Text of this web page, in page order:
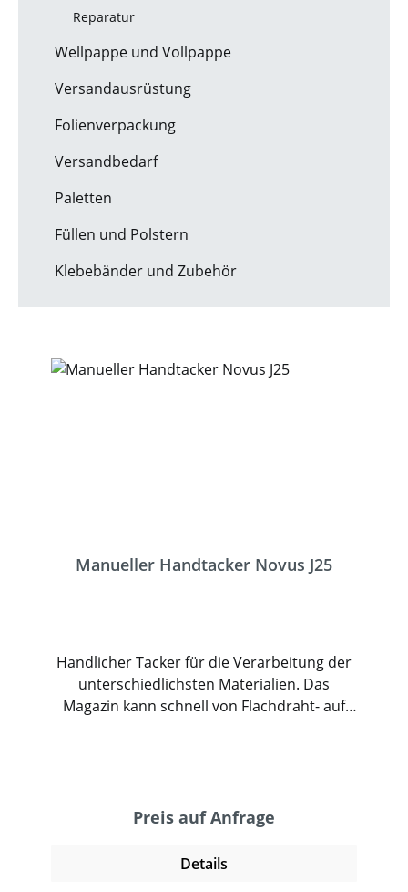
Reparatur
Wellpappe und Vollpappe
Versandausrüstung
Folienverpackung
Versandbedarf
Paletten
Füllen und Polstern
Klebebänder und Zubehör
Manueller Handtacker Novus J25
Handlicher Tacker für die Verarbeitung der
unterschiedlichsten Materialien. Das
Magazin kann schnell von Flachdraht- auf
dünne Holzleisten und Bleche. Ein
Auslöse-Hebel sorgen für komfortables
Preis auf Anfrage
Details